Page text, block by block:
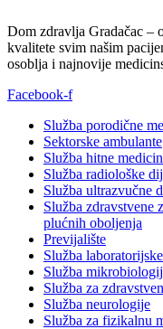
Dom zdravlja Gradačac –
kvalitete svim našim
osoblja i najnovije
Facebook-f
Služba porodične
Sektorske ambulante
Služba hitne
Služba radiološke
Služba ultrazvučne
Služba zdravstvene
plućnih oboljenja
Previjalište
Služba
Služba
Služba za
Služba neurologije
Služba za fizikalnu